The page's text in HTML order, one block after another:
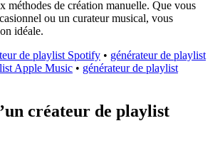
méthodes de création manuelle. Que vous
ou un curateur musical, vous
idéale.
de playlist Spotify • générateur de playlist
Apple Music • générateur de playlist
créateur de playlist